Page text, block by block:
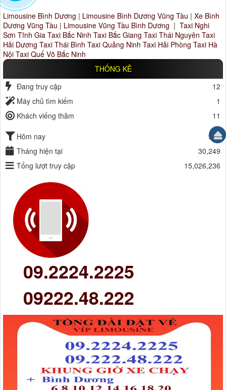
Limousine Bình Dương | Limousine Bình Dương Vũng Tàu | Xe Bình
Dương Vũng Tàu | Limousine Vũng Tàu Bình Dương | Taxi Nghi
Sơn Tĩnh Gia Taxi Bắc Ninh Taxi Bắc Giang Taxi Thái Nguyên Taxi
Hải Dương Taxi Thái Bình Taxi Quảng Ninh Taxi Hải Phòng Taxi Hà
Nội Taxi Quế Võ Bắc Ninh
THỐNG KÊ
Đang truy cập
12
Máy chủ tìm kiếm
1
Khách viếng thăm
11
Hôm nay
993
Tháng hiện tại
30,249
Tổng lượt truy cập
15,026,236
09.2224.2225
09222.48.222